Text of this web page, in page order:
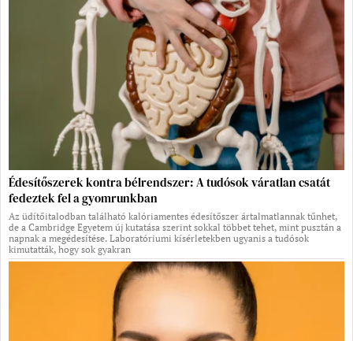
Édesítőszerek kontra bélrendszer: A tudósok váratlan csatát
fedeztek fel a gyomrunkban
Az üdítőitalodban található kalóriamentes édesítőszer ártalmatlannak tűnhet,
de a Cambridge Egyetem új kutatása szerint sokkal többet tehet, mint pusztán a
napnak a megédesítése. Laboratóriumi kísérletekben ugyanis a tudósok
kimutatták, hogy sok gyakran